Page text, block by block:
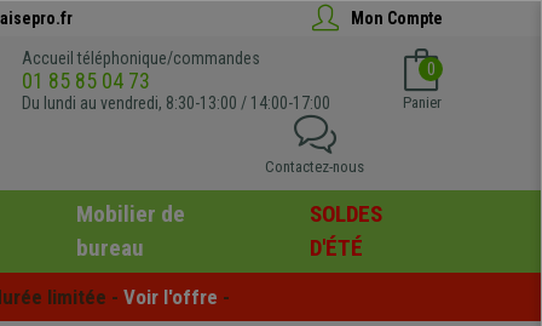
Mon Compte
Accueil téléphonique/commandes
01 85 85 04 73
Du lundi au vendredi, 8:30-13:00 / 14:00-17:00
0
Panier
Contactez-nous
Mobilier de
bureau
SOLDES
D'ÉTÉ
limitée - Voir l'offre -